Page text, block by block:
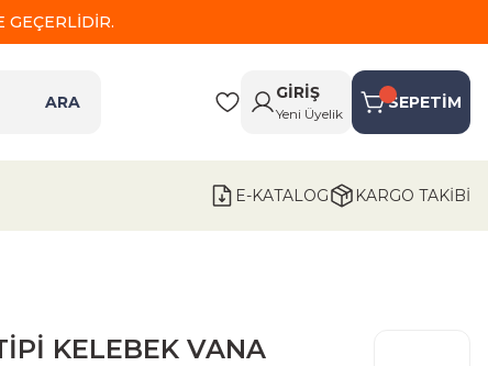
GEÇERLİDİR.
ARA
GİRİŞ
Yeni Üyelik
SEPETİM
E-KATALOG KARGO TAKİBİ
KELEBEK VANA